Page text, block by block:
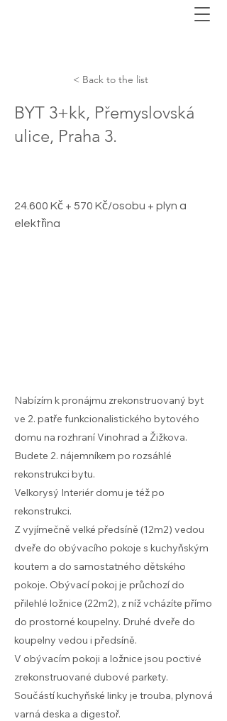
< Back to the list
BYT 3+kk, Přemyslovská
ulice, Praha 3.
24.600 Kč + 570 Kč/osobu + plyn a
elektřina
Nabízím k pronájmu zrekonstruovaný byt
ve 2. patře funkcionalistického bytového
domu na rozhraní Vinohrad a Žižkova.
Budete 2. nájemníkem po rozsáhlé
rekonstrukci bytu.
Velkorysý Interiér domu je též po
rekonstrukci.
Z vyjímečně velké předsíně (12m2) vedou
dveře do obývacího pokoje s kuchyňským
koutem a do samostatného dětského
pokoje. Obývací pokoj je průchozí do
přilehlé ložnice (22m2), z níž vcházíte přímo
do prostorné koupelny. Druhé dveře do
koupelny vedou i předsíně.
V obývacím pokoji a ložnice jsou poctivé
zrekonstruované dubové parkety.
Součástí kuchyňské linky je trouba, plynová
varná deska a digestoř.